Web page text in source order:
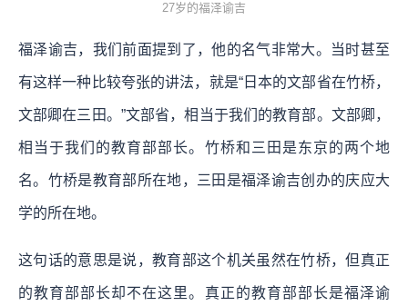
27岁的福泽谕吉
福泽谕吉，我们前面提到了，他的名气非常大。当时甚至
有这样一种比较夸张的讲法，就是“日本的文部省在竹桥，
文部卿在三田。”文部省，相当于我们的教育部。文部卿，
相当于我们的教育部部长。竹桥和三田是东京的两个地
名。竹桥是教育部所在地，三田是福泽谕吉创办的庆应大
学的所在地。
这句话的意思是说，教育部这个机关虽然在竹桥，但真正
的教育部部长却不在这里。真正的教育部部长是福泽谕